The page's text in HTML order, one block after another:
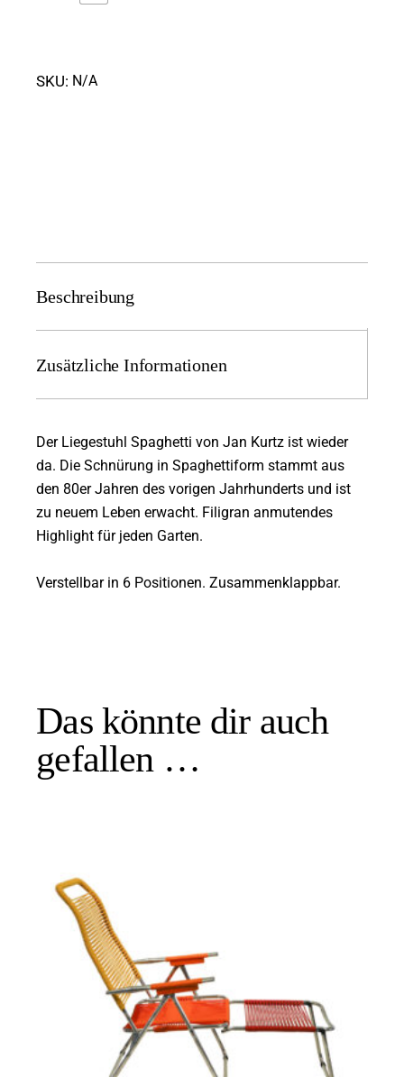
SKU: N/A
Beschreibung
Zusätzliche Informationen
Der Liegestuhl Spaghetti von Jan Kurtz ist wieder
da. Die Schnürung in Spaghettiform stammt aus
den 80er Jahren des vorigen Jahrhunderts und ist
zu neuem Leben erwacht. Filigran anmutendes
Highlight für jeden Garten.
Verstellbar in 6 Positionen. Zusammenklappbar.
Das könnte dir auch
gefallen …